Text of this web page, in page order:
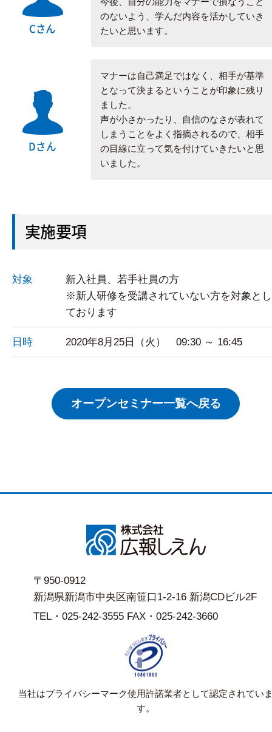
Cさん
のないよう、学んだ内容を活かしていき
たいと思います。
Dさん
マナーは自己満足ではなく、相手が基準
となって決まるということが印象に残り
ました。
声が小さかったり、自信のなさが表れて
しまうことをよく指摘されるので、相手
の目線に立って気を付けていきたいと思
いました。
実施要項
対象
新入社員、若手社員の方
※新人研修を受講されていない方を対象とし
ております
日時 2020年8月25日（火） 09:30 ～ 16:45
オープンセミナー一覧へ戻る
〒950-0912
新潟県新潟市中央区南笹口1-2-16 新潟CDビル2F
TEL・025-242-3555 FAX・025-242-3660
当社はプライバシーマーク使用許諾業者として認定されてい
す。